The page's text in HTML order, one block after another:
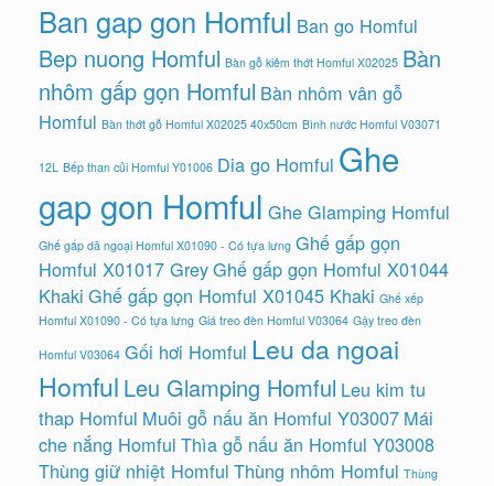
Ban gap gon Homful Ban go Homful
Bep nuong Homful Bàn gỗ kiêm thớt Homful X02025 Bàn
nhôm gấp gọn Homful Bàn nhôm vân gỗ
Homful Bàn thớt gỗ Homful X02025 40x50cm Bình nước Homful V03071
12L Bếp than củi Homful Y01006 Dia go Homful Ghe
gap gon Homful Ghe Glamping Homful
Ghế gấp dã ngoại Homful X01090 - Có tựa lưng Ghế gấp gọn
Homful X01017 GreyGhế gấp gọn Homful X01044
Khaki Ghế gấp gọn Homful X01045 Khaki Ghế xếp
Homful X01090 - Có tựa lưng Giá treo đèn Homful V03064 Gậy treo đèn
Homful V03064 Gối hơi Homful Leu da ngoai
Homful Leu Glamping Homful Leu kim tu
thap Homful Muôi gỗ nấu ăn Homful Y03007 Mái
che nắng Homful Thìa gỗ nấu ăn Homful Y03008
Thùng giữ nhiệt Homful Thùng nhôm Homful Thùng